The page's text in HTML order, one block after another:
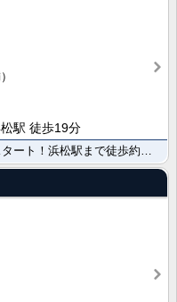
駅 徒歩19分
人気の浅田に新築賃貸マンション募集スタート！浜松駅まで徒歩約１７分☆都市ガス物件☆セキュリティー充実･･･